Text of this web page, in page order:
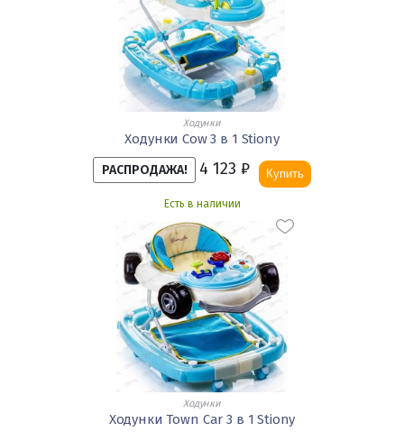
Ходунки
Ходунки Cow 3 в 1 Stiony
РАСПРОДАЖА! 4 123 ₽ Купить
Есть в наличии
Ходунки
Ходунки Town Car 3 в 1 Stiony